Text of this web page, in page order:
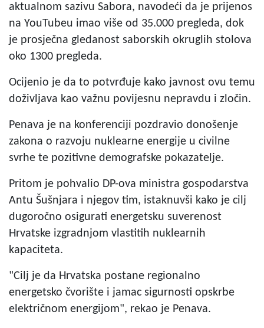
aktualnom sazivu Sabora, navodeći da je prijenos
na YouTubeu imao više od 35.000 pregleda, dok
je prosječna gledanost saborskih okruglih stolova
oko 1300 pregleda.
Ocijenio je da to potvrđuje kako javnost ovu temu
doživljava kao važnu povijesnu nepravdu i zločin.
Penava je na konferenciji pozdravio donošenje
zakona o razvoju nuklearne energije u civilne
svrhe te pozitivne demografske pokazatelje.
Pritom je pohvalio DP-ova ministra gospodarstva
Antu Šušnjara i njegov tim, istaknuvši kako je cilj
dugoročno osigurati energetsku suverenost
Hrvatske izgradnjom vlastitih nuklearnih
kapaciteta.
"Cilj je da Hrvatska postane regionalno
energetsko čvorište i jamac sigurnosti opskrbe
električnom energijom", rekao je Penava.